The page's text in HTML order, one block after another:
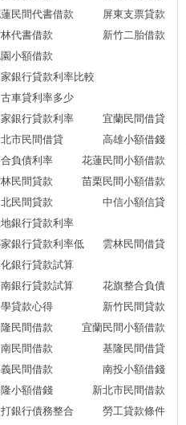
民間代書借款
屏東支票貸款
代書借款
新竹二胎借款
小額借款
銀行貸款利率比較
車貸利率多少
銀行貸款利率
宜蘭民間借貸
市民間借貸
高雄小額借錢
負債利率
花蓮民間小額借款
民間貸款
苗栗民間小額借款
民間貸款
中信小額信貸
銀行貸款利率
銀行貸款利率低
雲林民間借貸
銀行貸款試算
銀行貸款試算
花旗整合負債
貸款心得
新竹民間貸款
民間借款
宜蘭民間小額借款
民間借款
基隆民間借貸
民間借款
南投小額借錢
小額借錢
新北市民間借款
銀行債務整合
勞工貸款條件